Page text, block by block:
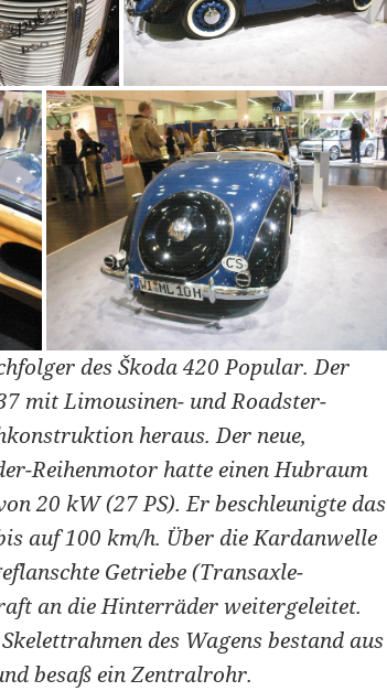
des Škoda 420 Popular. Der
mit Limousinen- und Roadster-
heraus. Der neue,
Reihenmotor hatte einen Hubraum
20 kW (27 PS). Er beschleunigte das
auf 100 km/h. Über die Kardanwelle
Getriebe (Transaxle-
an die Hinterräder weitergeleitet.
des Wagens bestand aus
besaß ein Zentralrohr.